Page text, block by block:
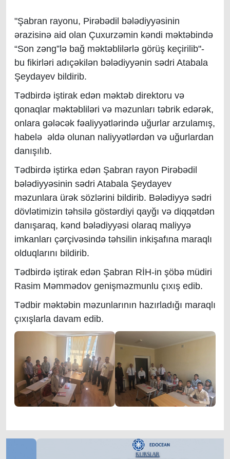
"Şabran rayonu, Pirəbədil bələdiyyəsinin
ərazisinə aid olan Çuxurzəmin kəndi məktəbində
“Son zəng”lə bağ məktəblilərlə görüş keçirilib"-
bu fikirləri adıçəkilən bələdiyyənin sədri Atabala
Şeydayev bildirib.
Tədbirdə iştirak edən məktəb direktoru və
qonaqlar məktəbliləri və məzunları təbrik edərək,
onlara gələcək fəaliyyətlərində uğurlar arzulamış,
habelə əldə olunan naliyyətlərdən və uğurlardan
danışılıb.
Tədbirdə iştirka edən Şabran rayon Pirəbədil
bələdiyyəsinin sədri Atabala Şeydayev
məzunlara ürək sözlərini bildirib. Bələdiyyə sədri
dövlətimizin təhsilə göstərdiyi qayğı və diqqətdən
danışaraq, kənd bələdiyyəsi olaraq maliyyə
imkanları çərçivəsində təhsilin inkişafına maraqlı
olduqlarını bildirib.
Tədbirdə iştirak edən Şabran RİH-in şöbə müdiri
Rasim Məmmədov genişməzmunlu çıxış edib.
Tədbir məktəbin məzunlarının hazırladığı maraqlı
çıxışlarla davam edib.